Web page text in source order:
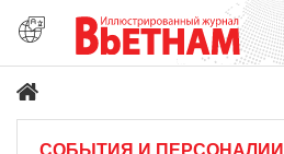
СОБЫТИЯ И ПЕРСОНАЛИИ